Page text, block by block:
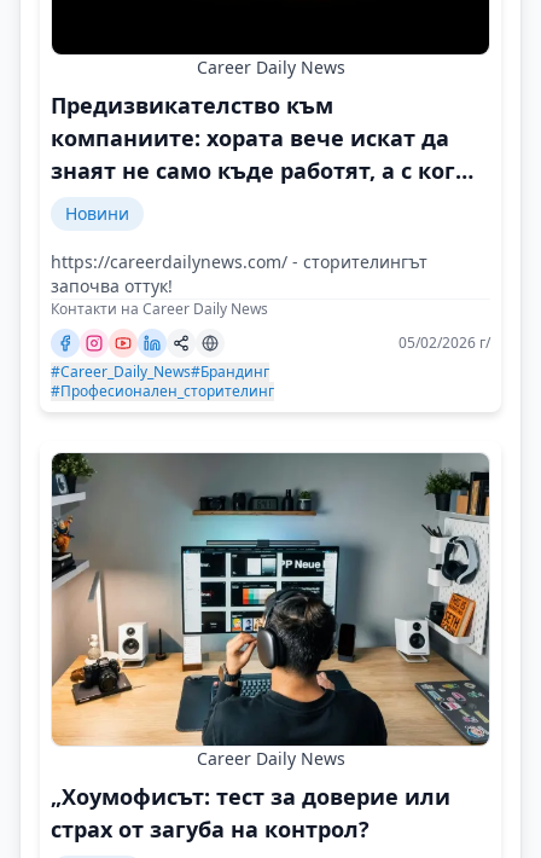
Career Daily News
Предизвикателство към
компаниите: хората вече искат да
знаят не само къде работят, а с кого
и защо
Новини
https://careerdailynews.com/ - сторителингът
започва оттук!
Контакти на Career Daily News
05/02/2026 г/
#Career_Daily_News#Брандинг
#Професионален_сторителинг
Career Daily News
„Хоумофисът: тест за доверие или
страх от загуба на контрол?